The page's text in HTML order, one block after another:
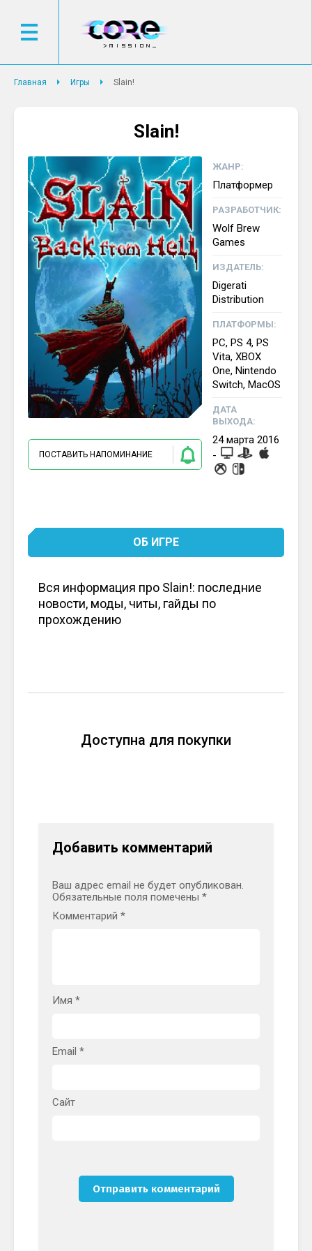
Главная Игры Slain!
Slain!
ПОСТАВИТЬ НАПОМИНАНИЕ
ЖАНР:
Платформер
РАЗРАБОТЧИК:
Wolf Brew
Games
ИЗДАТЕЛЬ:
Digerati
Distribution
ПЛАТФОРМЫ:
PC, PS 4, PS
Vita, XBOX
One, Nintendo
Switch, MacOS
ДАТА
ВЫХОДА:
24 марта 2016
-
ОБ ИГРЕ
Вся информация про Slain!: последние
новости, моды, читы, гайды по
прохождению
Доступна для покупки
Добавить комментарий
Ваш адрес email не будет опубликован.
Обязательные поля помечены *
Комментарий *
Имя *
Email *
Сайт